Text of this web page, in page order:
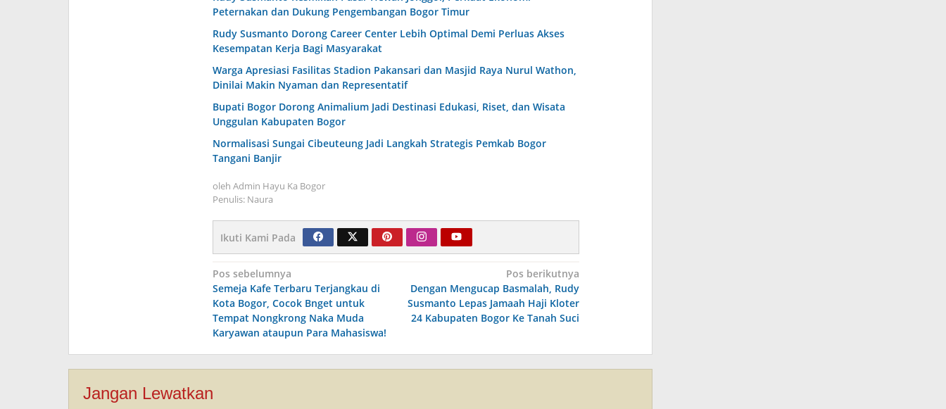
Peternakan dan Dukung Pengembangan Bogor Timur
Rudy Susmanto Dorong Career Center Lebih Optimal Demi Perluas Akses
Kesempatan Kerja Bagi Masyarakat
Warga Apresiasi Fasilitas Stadion Pakansari dan Masjid Raya Nurul Wathon,
Dinilai Makin Nyaman dan Representatif
Bupati Bogor Dorong Animalium Jadi Destinasi Edukasi, Riset, dan Wisata
Unggulan Kabupaten Bogor
Normalisasi Sungai Cibeuteung Jadi Langkah Strategis Pemkab Bogor
Tangani Banjir
oleh Admin Hayu Ka Bogor
Penulis: Naura
Ikuti Kami Pada
Navigasi
pos
Pos sebelumnya
Semeja Kafe Terbaru Terjangkau di
Kota Bogor, Cocok Bnget untuk
Tempat Nongkrong Naka Muda
Karyawan ataupun Para Mahasiswa!
Pos berikutnya
Dengan Mengucap Basmalah, Rudy
Susmanto Lepas Jamaah Haji Kloter
24 Kabupaten Bogor Ke Tanah Suci
Jangan Lewatkan